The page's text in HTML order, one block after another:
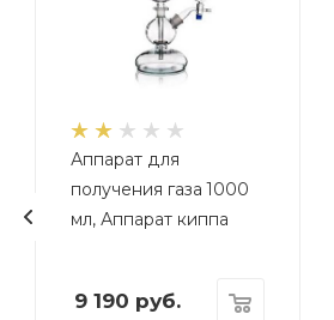
Аппарат для
получения газа 1000
мл, Аппарат киппа
9 190 руб.